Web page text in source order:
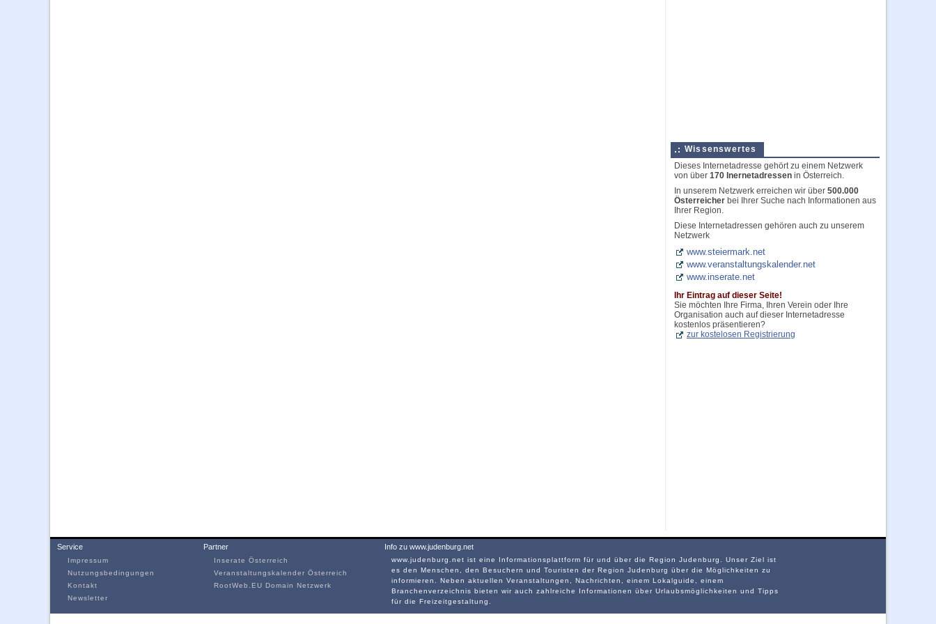
Wissenswertes
Dieses Internetadresse gehört zu einem Netzwerk
von über 170 Inernetadressen in Österreich.
In unserem Netzwerk erreichen wir über 500.000
Österreicher bei Ihrer Suche nach Informationen aus
Ihrer Region.
Diese Internetadressen gehören auch zu unserem
Netzwerk
www.steiermark.net
www.veranstaltungskalender.net
www.inserate.net
Ihr Eintrag auf dieser Seite!
Sie möchten Ihre Firma, Ihren Verein oder Ihre
Organisation auch auf dieser Internetadresse
kostenlos präsentieren?
zur kostelosen Registrierung
Service
Impressum
Nutzungsbedingungen
Kontakt
Newsletter
Partner
Inserate Österreich
Veranstaltungskalender Österreich
RootWeb.EU Domain Netzwerk
Info zu www.judenburg.net
www.judenburg.net ist eine Informationsplattform für und über die Region Judenburg. Unser Ziel ist
es den Menschen, den Besuchern und Touristen der Region Judenburg über die Möglichkeiten zu
informieren. Neben aktuellen Veranstaltungen, Nachrichten, einem Lokalguide, einem
Branchenverzeichnis bieten wir auch zahlreiche Informationen über Urlaubsmöglichkeiten und Tipps
für die Freizeitgestaltung.